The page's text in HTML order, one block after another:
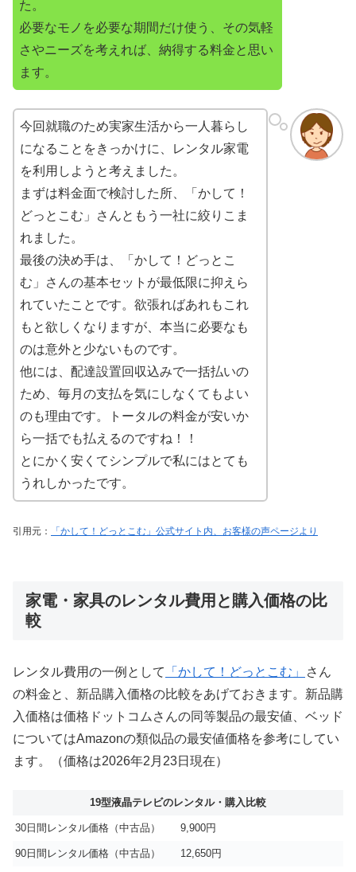
た。
必要なモノを必要な期間だけ使う、その気軽
さやニーズを考えれば、納得する料金と思い
ます。
今回就職のため実家生活から一人暮らし
になることをきっかけに、レンタル家電
を利用しようと考えました。
まずは料金面で検討した所、「かして！
どっとこむ」さんともう一社に絞りこま
れました。
最後の決め手は、「かして！どっとこ
む」さんの基本セットが最低限に抑えら
れていたことです。欲張ればあれもこれ
もと欲しくなりますが、本当に必要なも
のは意外と少ないものです。
他には、配達設置回収込みで一括払いの
ため、毎月の支払を気にしなくてもよい
のも理由です。トータルの料金が安いか
ら一括でも払えるのですね！！
とにかく安くてシンプルで私にはとても
うれしかったです。
引用元： 「かして！どっとこむ」公式サイト内、お客様の声ページより
家電・家具のレンタル費用と購入価格の比
較
レンタル費用の一例として 「かして！どっとこむ」
さん
の料金と、新品購入価格の比較をあげておきます。新品購
入価格は価格ドットコムさんの同等製品の最安値、ベッド
についてはAmazonの類似品の最安値価格を参考にしてい
ます。（価格は2026年2月23日現在）
19型液晶テレビのレンタル・購入比較
30日間レンタル価格（中古品） 9,900円
90日間レンタル価格（中古品） 12,650円